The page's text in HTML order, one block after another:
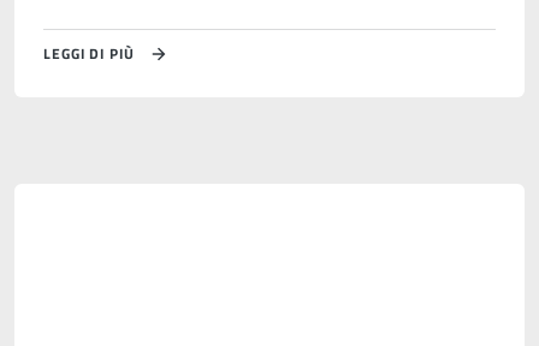
LEGGI DI PIÙ